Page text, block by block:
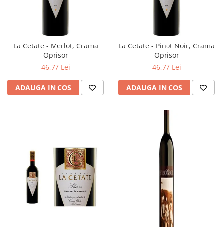
La Cetate - Merlot, Crama
Oprisor
46,77 Lei
ADAUGA IN COS
La Cetate - Pinot Noir, Crama
Oprisor
46,77 Lei
ADAUGA IN COS